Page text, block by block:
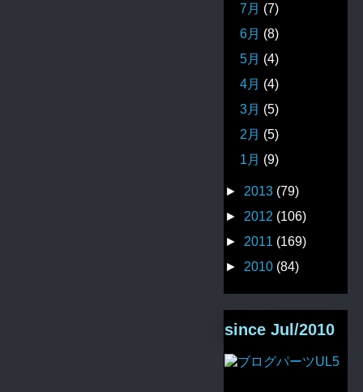
7月 (7)
6月 (8)
5月 (4)
4月 (4)
3月 (5)
2月 (5)
1月 (9)
► 2013 (79)
► 2012 (106)
► 2011 (169)
► 2010 (84)
since Jul/2010